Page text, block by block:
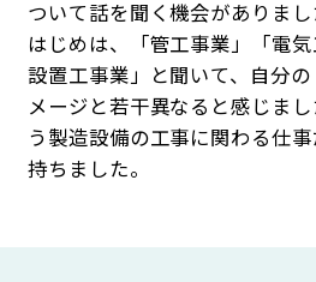
ついて話を聞く機会がありまし
はじめは、「管工事業」「電
設置工事業」と聞いて、自分
メージと若干異なると感じま
う製造設備の工事に関わる仕
持ちました。